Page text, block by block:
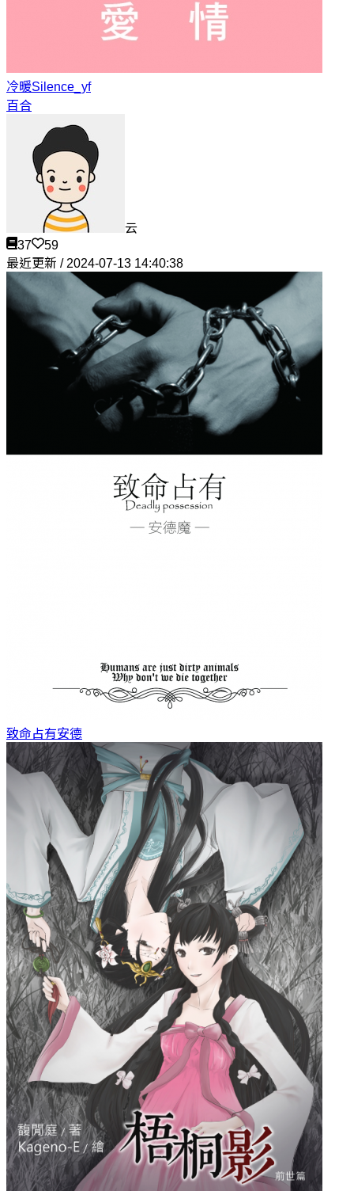
冷暖Silence_yf
百合
云
37
59
最近更新 / 2024-07-13 14:40:38
致命占有安德